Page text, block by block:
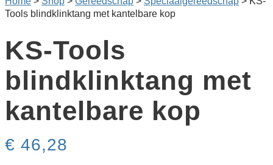
Tools blindklink­tang met kantelbare kop
KS-Tools
blindklink­tang met
kantelbare kop
€ 46,28